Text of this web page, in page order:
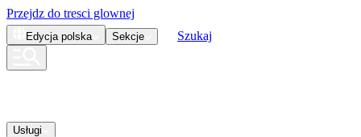
Przejdz do tresci glownej
Edycja polska Sekcje Szukaj
Usługi